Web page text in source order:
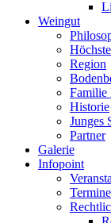
Weingut
Region
Familie
Historie
Junges
Partner
Galerie
Infopoint
Termine